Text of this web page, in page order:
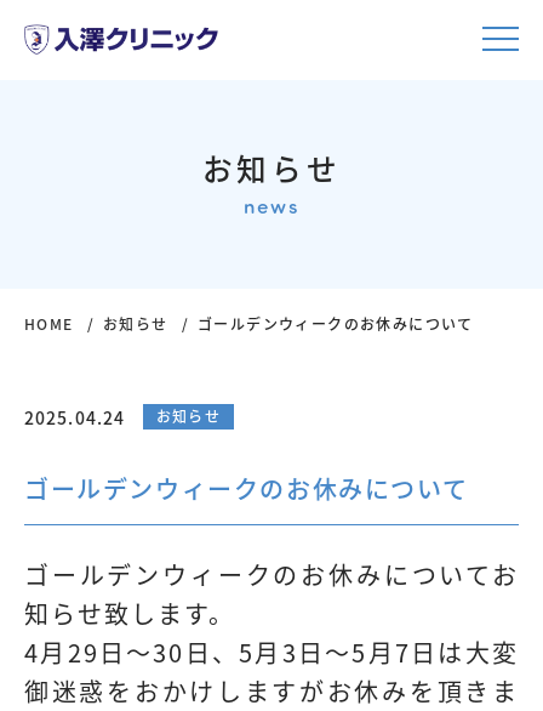
お知らせ
news
HOME お知らせ ゴールデンウィークのお休みについて
2025.04.24 お知らせ
ゴールデンウィークのお休みについて
ゴールデンウィークのお休みについてお
知らせ致します。
4月29日～30日、5月3日～5月7日は大変
御迷惑をおかけしますがお休みを頂きま